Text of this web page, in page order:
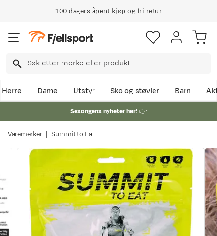
100 dagers åpent kjøp og fri retur
Herre Dame Utstyr Sko og støvler Barn
Sesongens nyheter her!👉
Varemerker Summit to Eat